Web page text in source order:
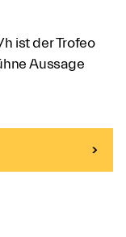
ist der Trofeo
Aussage